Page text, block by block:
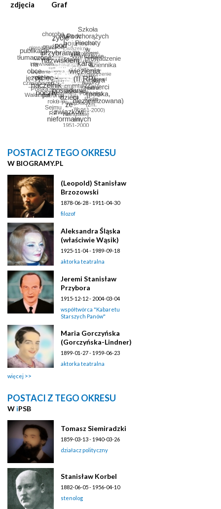
zdjęcia Graf
POSTACI Z TEGO OKRESU
W BIOGRAMY.PL
(Leopold) Stanisław
Brzozowski
1878-06-28 - 1911-04-30
filozof
Aleksandra Śląska
(właściwie Wąsik)
1925-11-04 - 1989-09-18
aktorka teatralna
Jeremi Stanisław
Przybora
1915-12-12 - 2004-03-04
współtwórca "Kabaretu
Starszych Panów"
Maria Gorczyńska
(Gorczyńska-Lindner)
1899-01-27 - 1959-06-23
aktorka teatralna
więcej
POSTACI Z TEGO OKRESU
W iPSB
Tomasz Siemiradzki
1859-03-13 - 1940-03-26
działacz polityczny
Stanisław Korbel
1882-06-05 - 1956-04-10
stenolog